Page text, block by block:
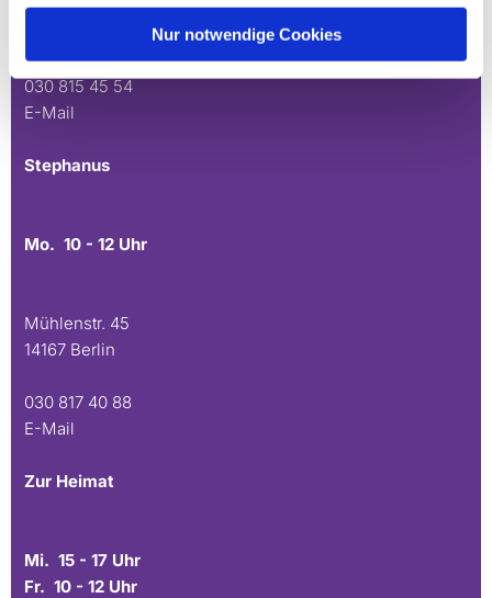
Nur notwendige Cookies
Andréezeile 21-23
030 815 45 54
E-Mail
Stephanus
Mo. 10 - 12 Uhr
Mühlenstr. 45
14167 Berlin
030 817 40 88
E-Mail
Zur Heimat
Mi. 15 - 17 Uhr
Fr. 10 - 12 Uhr